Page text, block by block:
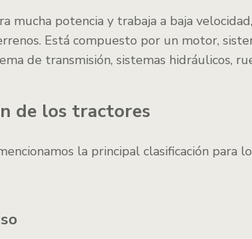
mucha potencia y trabaja a baja
Está compuesto por un motor,
de transmisión, sistemas hidráulicos,
de los tractores
la principal clasificación para